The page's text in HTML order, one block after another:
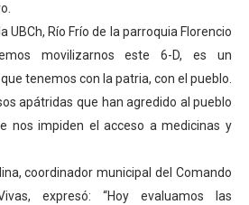
UBCh, Río Frío de la parroquia Florencio
movilizarnos este 6-D, es un
tenemos con la patria, con el pueblo.
apátridas que han agredido al pueblo
nos impiden el acceso a medicinas y
coordinador municipal del Comando
expresó: “Hoy evaluamos las